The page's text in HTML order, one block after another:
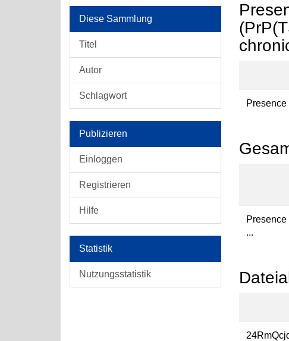
Diese Sammlung
Titel
Autor
Schlagwort
Publizieren
Einloggen
Registrieren
Hilfe
Statistik
Nutzungsstatistik
Presence
Presence
...